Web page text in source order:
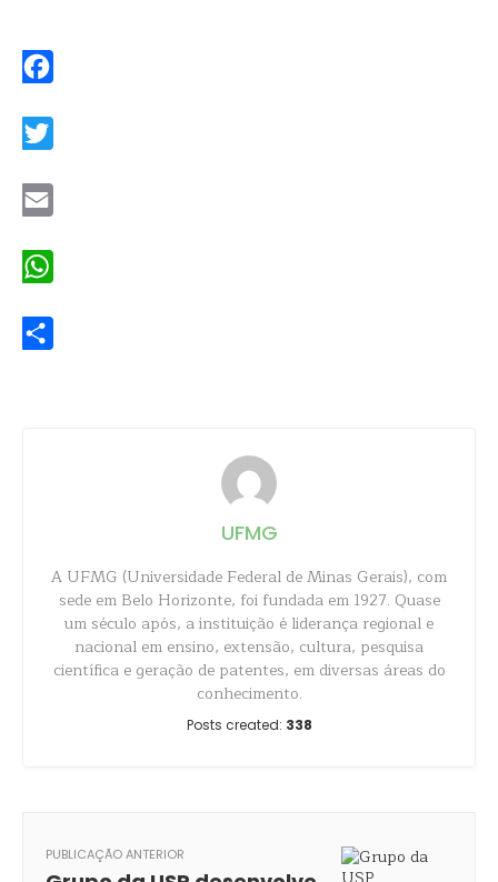
UFMG
A UFMG (Universidade Federal de Minas Gerais), com
sede em Belo Horizonte, foi fundada em 1927. Quase
um século após, a instituição é liderança regional e
nacional em ensino, extensão, cultura, pesquisa
científica e geração de patentes, em diversas áreas do
conhecimento.
Posts created: 338
PUBLICAÇÃO ANTERIOR